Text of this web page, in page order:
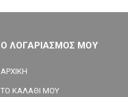
Ο ΛΟΓΑΡΙΑΣΜΟΣ ΜΟΥ
ΑΡΧΙΚΗ
ΤΟ ΚΑΛΑΘΙ ΜΟΥ